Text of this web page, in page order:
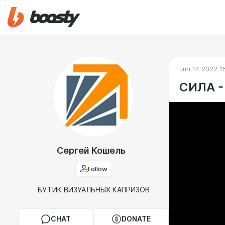
Сергей Кошель
Follow
БУТИК ВИЗУАЛЬНЫХ КАПРИЗОВ
CHAT DONATE
Jun 14 2022
СИЛА -